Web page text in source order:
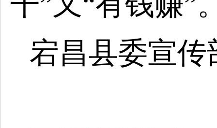
宕昌县委宣传